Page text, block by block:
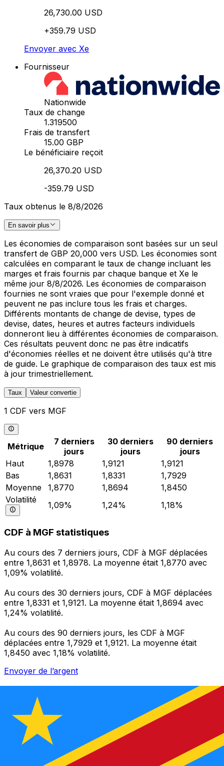
26,730.00 USD
+359.79 USD
Envoyer avec Xe
Fournisseur
Nationwide
Taux de change
1.319500
Frais de transfert
15.00 GBP
Le bénéficiaire reçoit
26,370.20 USD
-359.79 USD
Taux obtenus le 8/8/2026
En savoir plus
Les économies de comparaison sont basées sur un seul
transfert de GBP 20,000 vers USD. Les économies sont
calculées en comparant le taux de change incluant les
marges et frais fournis par chaque banque et Xe le
même jour 8/8/2026. Les économies de comparaison
fournies ne sont vraies que pour l'exemple donné et
peuvent ne pas inclure tous les frais et charges.
Différents montants de change de devise, types de
devise, dates, heures et autres facteurs individuels
donneront lieu à différentes économies de comparaison.
Ces résultats peuvent donc ne pas être indicatifs
d'économies réelles et ne doivent être utilisés qu'à titre
de guide. Le graphique de comparaison des taux est mis
à jour trimestriellement.
Taux Valeur convertie
1 CDF vers MGF
Métrique
7 derniers
jours
30 derniers
jours
90 derniers
jours
Haut
1,8978 1,9121
1,9121
Bas
1,8631 1,8331
1,7929
Moyenne
1,8770 1,8694
1,8450
Volatilité
1,09% 1,24% 1,18%
CDF à MGF statistiques
Au cours des 7 derniers jours, CDF à MGF déplacées
entre 1,8631 et 1,8978. La moyenne était 1,8770 avec
1,09% volatilité.
Au cours des 30 derniers jours, CDF à MGF déplacées
entre 1,8331 et 1,9121. La moyenne était 1,8694 avec
1,24% volatilité.
Au cours des 90 derniers jours, les CDF à MGF
déplacées entre 1,7929 et 1,9121. La moyenne était
1,8450 avec 1,18% volatilité.
Envoyer de l’argent
Gérez votre argent et vos devises lorsque vous
êtes en déplacement
L'application Xe réunit toutes les fonctionnalités
nécessaires pour vos transferts d'argent internationaux
et la gestion de vos devises. Convertissez des devises,
programmez des alertes de taux et transférez de
l'argent à l'étranger sans frais cachés. Téléchargez